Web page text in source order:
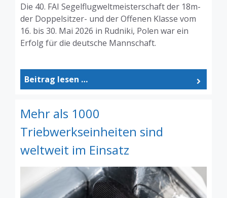
Die 40. FAI Segelflugweltmeisterschaft der 18m-
der Doppelsitzer- und der Offenen Klasse vom
16. bis 30. Mai 2026 in Rudniki, Polen war ein
Erfolg für die deutsche Mannschaft.
Beitrag lesen …
Mehr als 1000
Triebwerkseinheiten sind
weltweit im Einsatz